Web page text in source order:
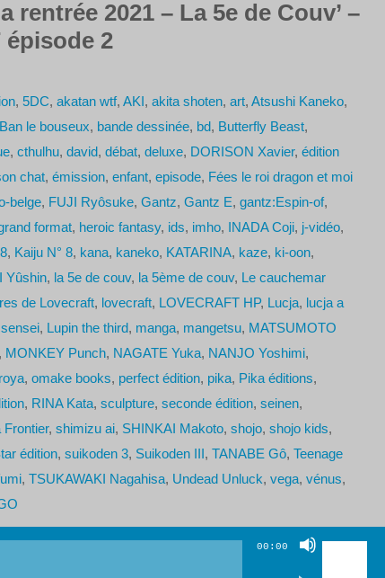
rentrée 2021 – La 5e de Couv’ –
épisode 2
, 5DC, akatan wtf, AKI, akita shoten, art, Atsushi Kaneko,
Ban le bouseux, bande dessinée, bd, Butterfly Beast,
, cthulhu, david, débat, deluxe, DORISON Xavier, édition
chat, émission, enfant, episode, Fées le roi dragon et moi
belge, FUJI Ryôsuke, Gantz, Gantz E, gantz:Espin-of,
format, heroic fantasy, ids, imho, INADA Coji, j-vidéo,
, Kaiju N° 8, kana, kaneko, KATARINA, kaze, ki-oon,
Yûshin, la 5e de couv, la 5ème de couv, Le cauchemar
de Lovecraft, lovecraft, LOVECRAFT HP, Lucja, lucja a
, Lupin the third, manga, mangetsu, MATSUMOTO
, MONKEY Punch, NAGATE Yuka, NANJO Yoshimi,
, omake books, perfect édition, pika, Pika éditions,
, RINA Kata, sculpture, seconde édition, seinen,
Frontier, shimizu ai, SHINKAI Makoto, shojo, shojo kids,
édition, suikoden 3, Suikoden III, TANABE Gô, Teenage
, TSUKAWAKI Nagahisa, Undead Unluck, vega, vénus,
00:00
Utilisez